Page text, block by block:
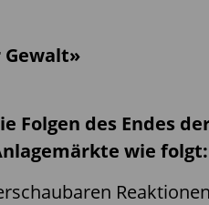
Gewalt»
Folgen des Endes
wie folgt: